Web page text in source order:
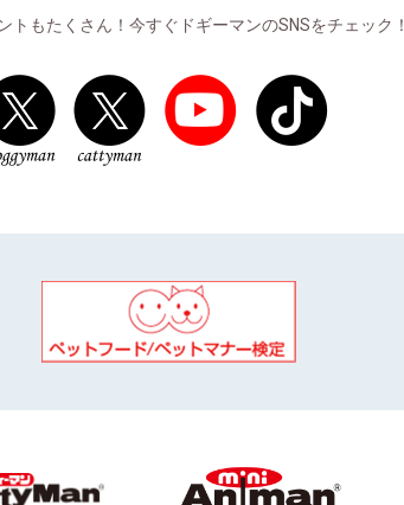
もたくさん！今すぐドギーマンのSNSをチェック！